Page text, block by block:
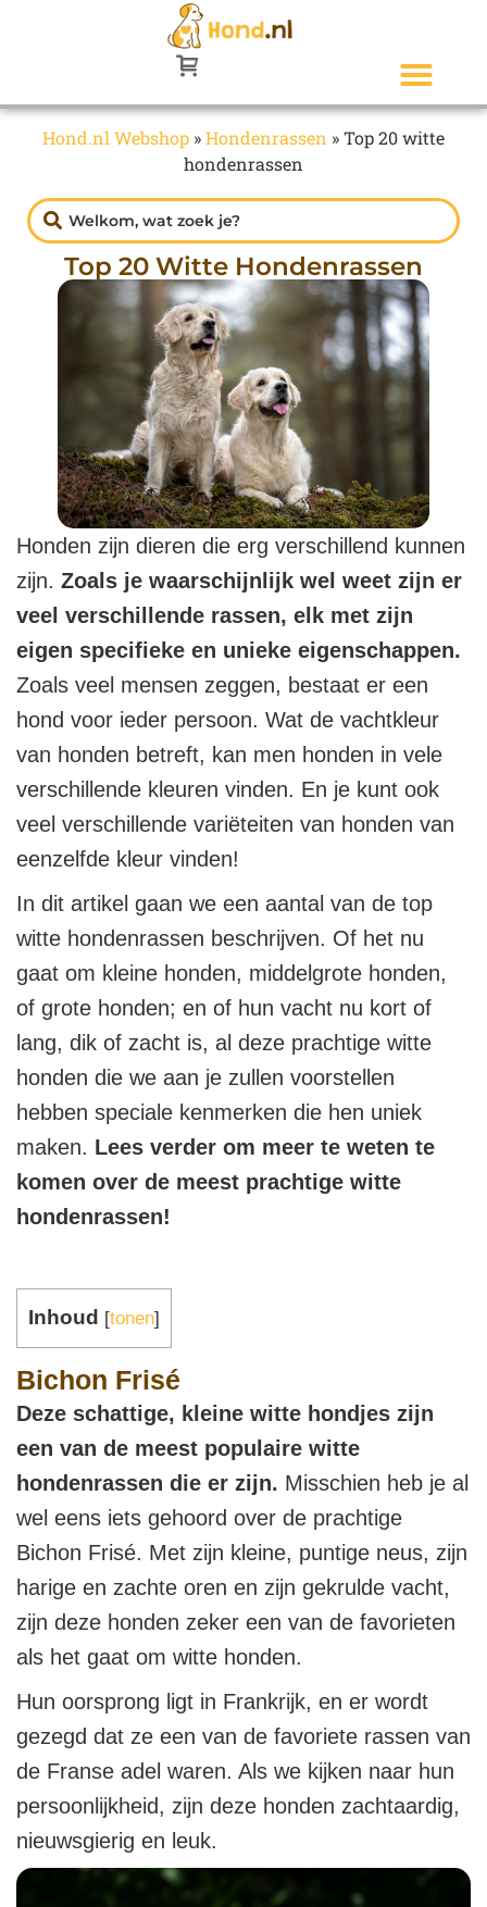
Hond.nl Webshop »Hondenrassen »Top 20 witte
hondenrassen
Top 20 Witte Hondenrassen
Honden zijn dieren die erg verschillend kunnen
zijn. Zoals je waarschijnlijk wel weet zijn er
veel verschillende rassen, elk met zijn
eigen specifieke en unieke eigenschappen.
Zoals veel mensen zeggen, bestaat er een
hond voor ieder persoon. Wat de vachtkleur
van honden betreft, kan men honden in vele
verschillende kleuren vinden. En je kunt ook
veel verschillende variëteiten van honden van
eenzelfde kleur vinden!
In dit artikel gaan we een aantal van de top
witte hondenrassen beschrijven. Of het nu
gaat om kleine honden, middelgrote honden,
of grote honden; en of hun vacht nu kort of
lang, dik of zacht is, al deze prachtige witte
honden die we aan je zullen voorstellen
hebben speciale kenmerken die hen uniek
maken. Lees verder om meer te weten te
komen over de meest prachtige witte
hondenrassen!
Inhoud [tonen]
Bichon Frisé
Deze schattige, kleine witte hondjes zijn
een van de meest populaire witte
hondenrassen die er zijn. Misschien heb je al
wel eens iets gehoord over de prachtige
Bichon Frisé. Met zijn kleine, puntige neus, zijn
harige en zachte oren en zijn gekrulde vacht,
zijn deze honden zeker een van de favorieten
als het gaat om witte honden.
Hun oorsprong ligt in Frankrijk, en er wordt
gezegd dat ze een van de favoriete rassen van
de Franse adel waren. Als we kijken naar hun
persoonlijkheid, zijn deze honden zachtaardig,
nieuwsgierig en leuk.